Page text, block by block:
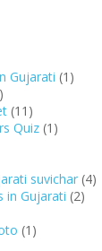
Gujarati (1)
(11)
Quiz (1)
suvichar (4)
in Gujarati (2)
(1)